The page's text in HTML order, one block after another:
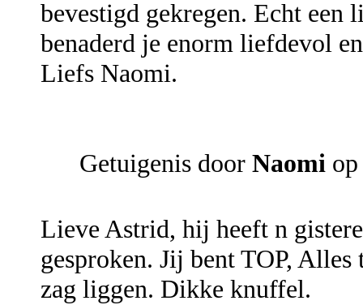
bevestigd gekregen. Echt
benaderd je enorm liefdevol
Liefs Naomi.
Getuigenis door Naomi
Lieve Astrid, hij heeft n
gesproken. Jij bent TOP,
zag liggen. Dikke knuffel.